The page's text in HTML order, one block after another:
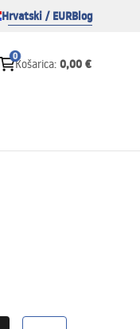
Hrvatski / EURBlog
0
Košarica: 0,00 €